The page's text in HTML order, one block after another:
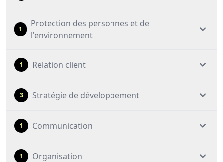
1
Protection des personnes et de
l'environnement
1 Relation client
3 Stratégie de développement
1 Communication
1 Organisation